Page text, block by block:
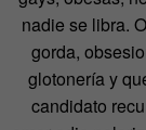
nadie se libra.
gorda,
glotonería y
candidato